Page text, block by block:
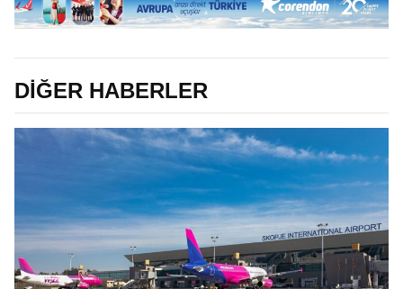
DİĞER HABERLER